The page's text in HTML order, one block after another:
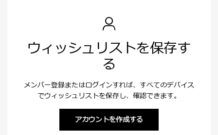
ウィッシュリストを保存す
る
メンバー登録またはログインすれば、すべてのデバイス
でウィッシュリストを保存し、確認できます。
アカウントを作成する